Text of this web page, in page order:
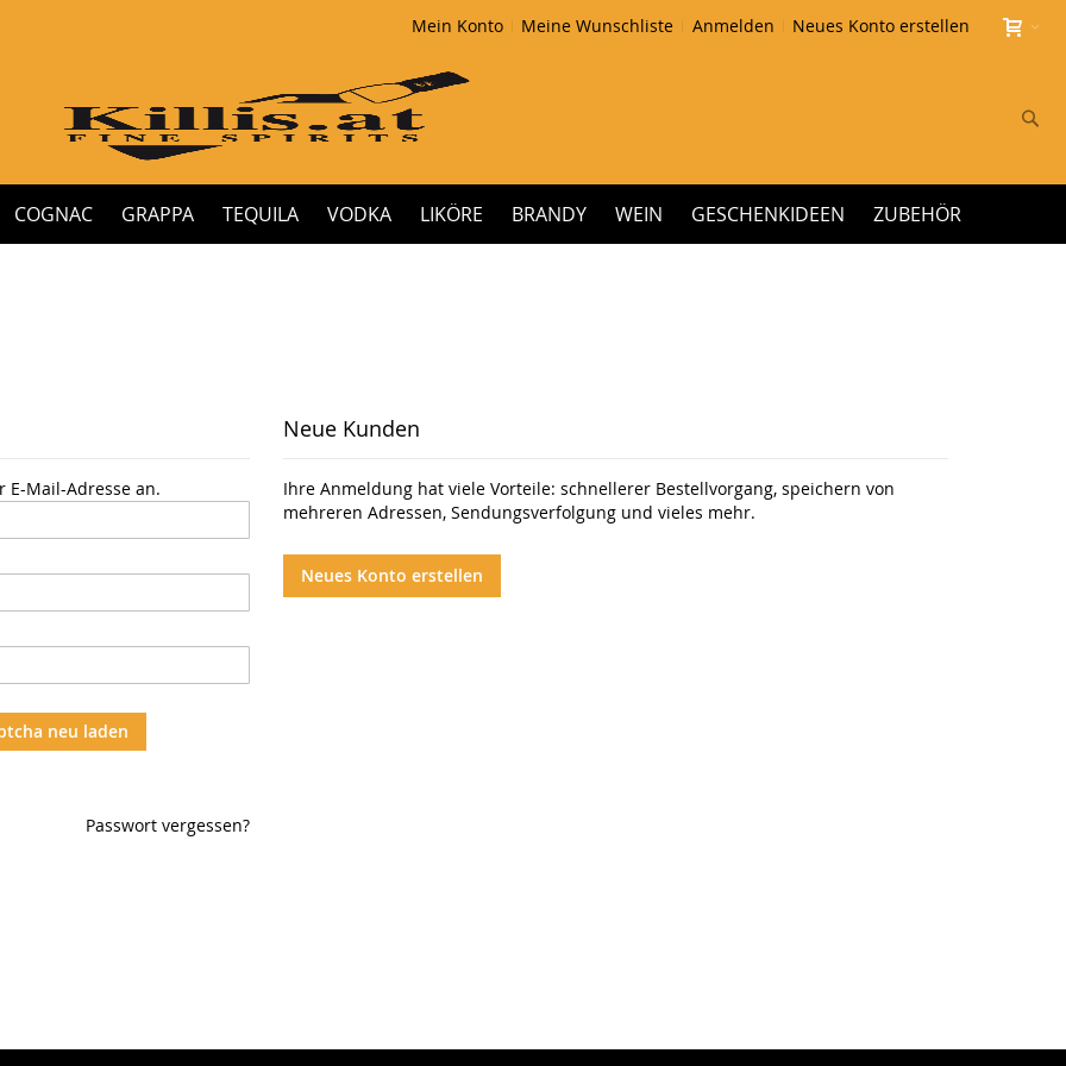
Mein Konto Meine Wunschliste Anmelden Neues Konto erstellen
COGNAC GRAPPA TEQUILA VODKA LIKÖRE BRANDY WEIN GESCHENKIDEEN ZUBEHÖR
E-Mail-Adresse an.
neu laden
Passwort vergessen?
Neue Kunden
Ihre Anmeldung hat viele Vorteile: schnellerer Bestellvorgang, speichern von
mehreren Adressen, Sendungsverfolgung und vieles mehr.
Neues Konto erstellen